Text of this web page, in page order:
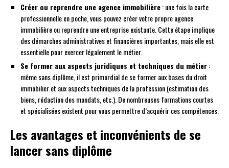
Créer ou reprendre une agence immobilière: une fois la carte
professionnelle en poche, vous pouvez créer votre propre agence
immobilière ou reprendre une entreprise existante. Cette étape implique
des démarches administratives et financières importantes, mais elle est
essentielle pour exercer légalement le métier.
Se former aux aspects juridiques et techniques du métier:
même sans diplôme, il est primordial de se former aux bases du droit
immobilier et aux aspects techniques de la profession (estimation des
biens, rédaction des mandats, etc.). De nombreuses formations courtes
et spécialisées existent pour vous permettre d’acquérir ces compétences.
Les avantages et inconvénients de se
lancer sans diplôme